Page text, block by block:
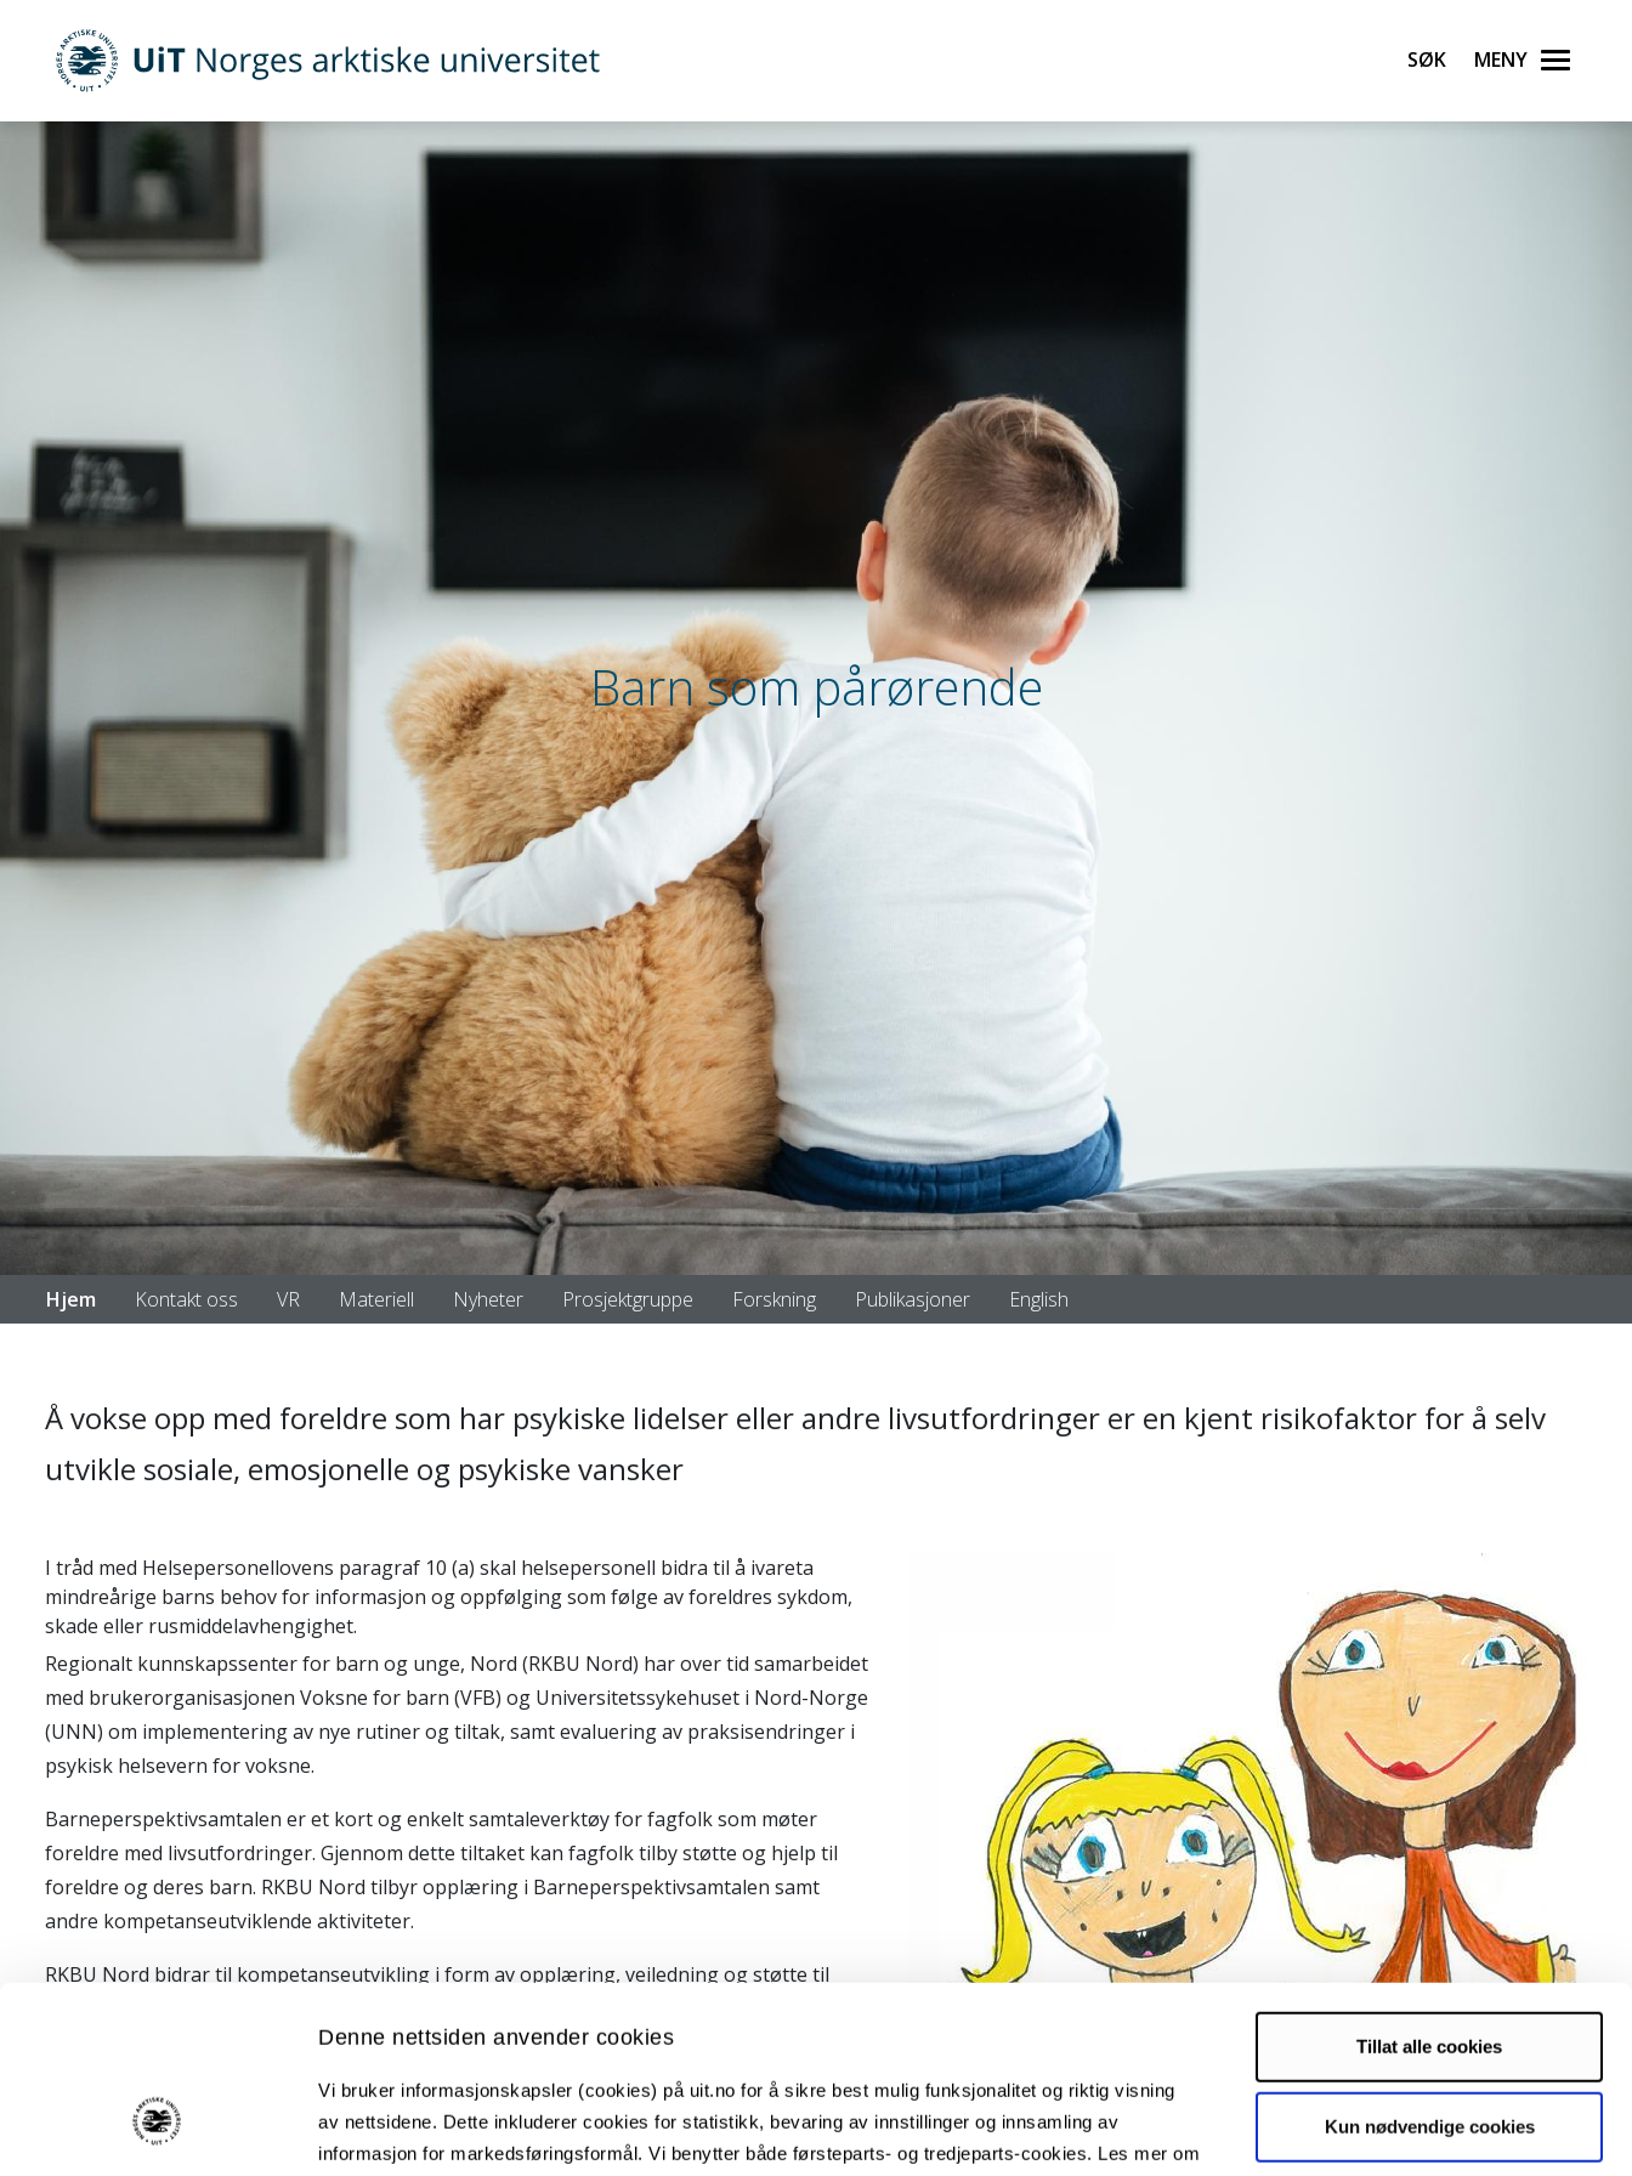
Denne nettsiden anvender cookies
Vi bruker informasjonskapsler (cookies) på uit.no for å sikre best mulig funksjonalitet og riktig visning
av nettsidene. Dette inkluderer cookies for statistikk, bevaring av innstillinger og innsamling av
informasjon for markedsføringsformål. Vi benytter både førsteparts- og tredjeparts-cookies. Les mer om
Tillat alle cookies
Kun nødvendige cookies
Gå til hovedinnhold
UiT Norges arktiske universitet Søk Meny
Barn som pårørende
Hjem Kontakt oss VR Materiell Nyheter Prosjektgruppe Forskning Publikasjoner English
Å vokse opp med foreldre som har psykiske lidelser eller andre livsutfordringer er en kjent risikofaktor for å selv
utvikle sosiale, emosjonelle og psykiske vansker
I tråd med Helsepersonellovens paragraf 10 (a) skal helsepersonell bidra til å ivareta
mindreårige barns behov for informasjon og oppfølging som følge av foreldres sykdom,
skade eller rusmiddelavhengighet.
Regionalt kunnskapssenter for barn og unge, Nord (RKBU Nord) har over tid samarbeidet
med brukerorganisasjonen Voksne for barn (VFB) og Universitetssykehuset i Nord-Norge
(UNN) om implementering av nye rutiner og tiltak, samt evaluering av praksisendringer i
psykisk helsevern for voksne.
Barneperspektivsamtalen er et kort og enkelt samtaleverktøy for fagfolk som møter
foreldre med livsutfordringer. Gjennom dette tiltaket kan fagfolk tilby støtte og hjelp til
foreldre og deres barn. RKBU Nord tilbyr opplæring i Barneperspektivsamtalen samt
andre kompetanseutviklende aktiviteter.
RKBU Nord bidrar til kompetanseutvikling i form av opplæring, veiledning og støtte til
med barn som pårørende. Målsettingen er en strukturert og kunnskapsbasert innsats for
å legge til rette for bedre oppfølging av barn i tråd med lovendringene fra 2010.
Innen barn som pårørende har vi følgende tjenestestøttetilbud: